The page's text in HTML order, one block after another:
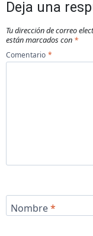
Deja una
Tu dirección de correo
están marcados con *
Comentario *
Nombre*